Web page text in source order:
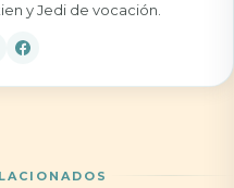
y Jedi de vocación.